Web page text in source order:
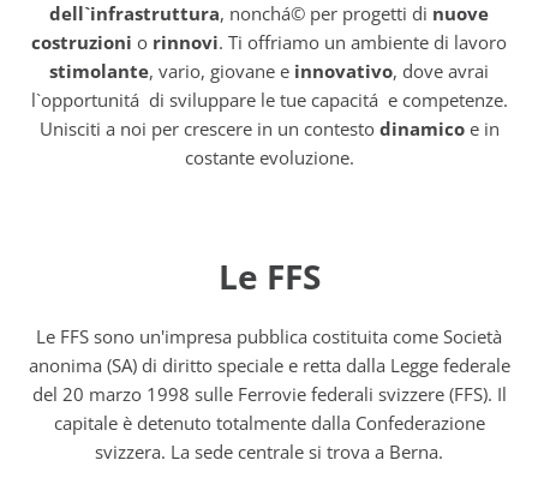
dell`infrastruttura, nonchá© per progetti di nuove
costruzioni o rinnovi. Ti offriamo un ambiente di lavoro
stimolante, vario, giovane e innovativo, dove avrai
l`opportunitá di sviluppare le tue capacitá e competenze.
Unisciti a noi per crescere in un contesto dinamicoe in
costante evoluzione.
Le FFS
Le FFS sono un'impresa pubblica costituita come Società
anonima (SA) di diritto speciale e retta dalla Legge federale
del 20 marzo 1998 sulle Ferrovie federali svizzere (FFS). Il
capitale è detenuto totalmente dalla Confederazione
svizzera. La sede centrale si trova a Berna.